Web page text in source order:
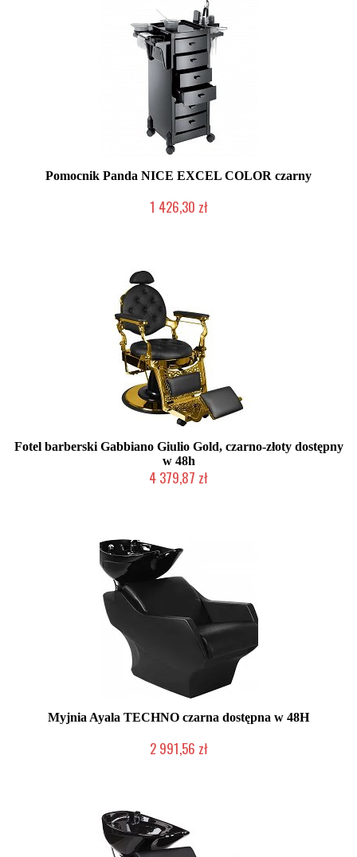
Pomocnik Panda NICE EXCEL COLOR czarny
1 426,30 zł
Fotel barberski Gabbiano Giulio Gold, czarno-złoty dostępny
w 48h
4 379,87 zł
Myjnia Ayala TECHNO czarna dostępna w 48H
2 991,56 zł